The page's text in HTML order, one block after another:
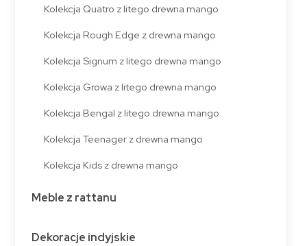
Kolekcja Quatro z litego drewna mango
Kolekcja Rough Edge z drewna mango
Kolekcja Signum z litego drewna mango
Kolekcja Growa z litego drewna mango
Kolekcja Bengal z litego drewna mango
Kolekcja Teenager z drewna mango
Kolekcja Kids z drewna mango
Meble z rattanu
Dekoracje indyjskie